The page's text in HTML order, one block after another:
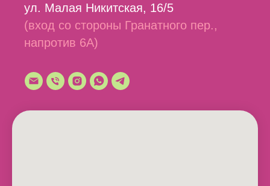
ул. Малая Никитская, 16/5
(вход со стороны Гранатного пер.,
напротив 6А)